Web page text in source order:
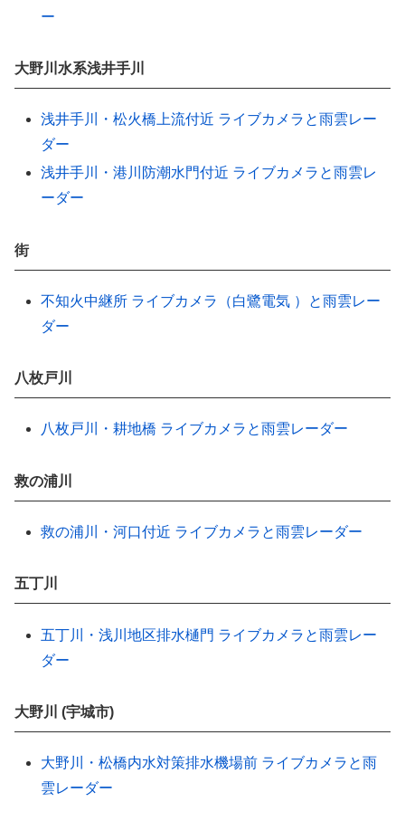
ー
大野川水系浅井手川
浅井手川・松火橋上流付近 ライブカメラと雨雲レー
ダー
浅井手川・港川防潮水門付近 ライブカメラと雨雲レ
ーダー
街
不知火中継所 ライブカメラ（白鷺電気 ）と雨雲レー
ダー
八枚戸川
八枚戸川・耕地橋 ライブカメラと雨雲レーダー
救の浦川
救の浦川・河口付近 ライブカメラと雨雲レーダー
五丁川
五丁川・浅川地区排水樋門 ライブカメラと雨雲レー
ダー
大野川 (宇城市)
大野川・松橋内水対策排水機場前 ライブカメラと雨
雲レーダー